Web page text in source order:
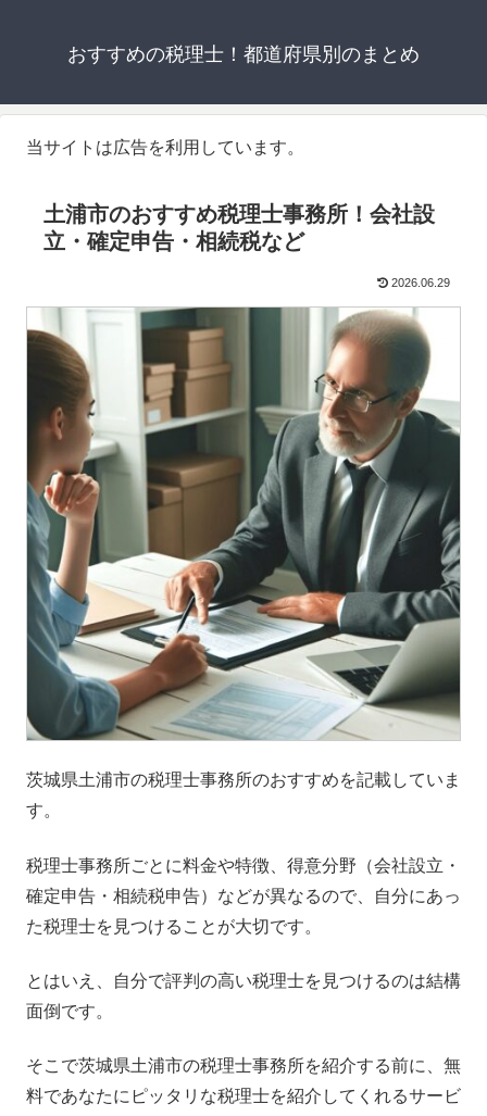
おすすめの税理士！都道府県別のまとめ
当サイトは広告を利用しています。
土浦市のおすすめ税理士事務所！会社設
立・確定申告・相続税など
2026.06.29
茨城県土浦市の税理士事務所のおすすめを記載していま
す。
税理士事務所ごとに料金や特徴、得意分野（会社設立・
確定申告・相続税申告）などが異なるので、自分にあっ
た税理士を見つけることが大切です。
とはいえ、自分で評判の高い税理士を見つけるのは結構
面倒です。
そこで茨城県土浦市の税理士事務所を紹介する前に、無
料であなたにピッタリな税理士を紹介してくれるサービ